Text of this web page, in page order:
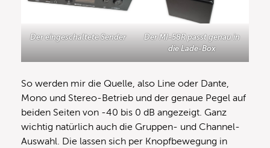
Der eingeschaltete Sender
Der MI-58R passt genau in
die Lade-Box
So werden mir die Quelle, also Line oder Dante,
Mono und Stereo-Betrieb und der genaue Pegel auf
beiden Seiten von -40 bis 0 dB angezeigt. Ganz
wichtig natürlich auch die Gruppen- und Channel-
Auswahl. Die lassen sich per Knopfbewegung in